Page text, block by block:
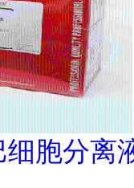
胞分离